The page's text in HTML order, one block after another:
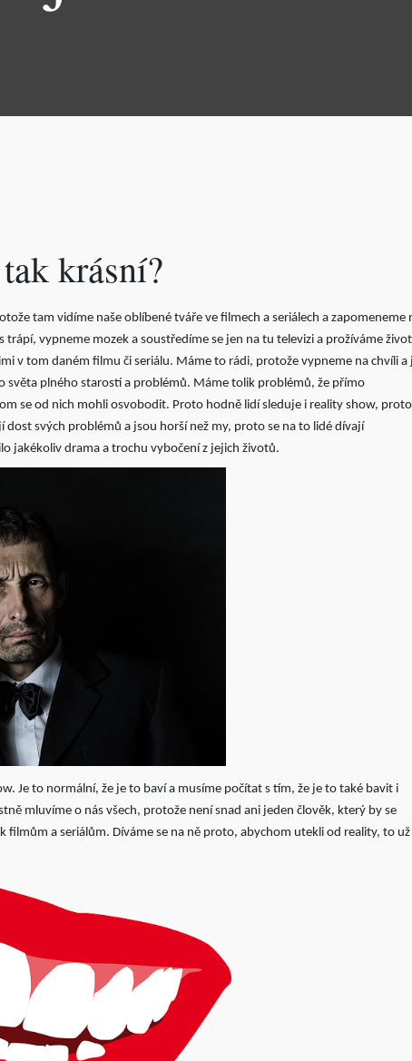
krásní?
tam vidíme naše oblíbené tváře ve filmech a seriálech a zapomeneme
trápí, vypneme mozek a soustředíme se jen na tu televizi a prožíváme
v tom daném filmu či seriálu. Máme to rádi, protože vypneme na chvíli a
světa plného starostí a problémů. Máme tolik problémů, že přímo
se od nich mohli osvobodit. Proto hodně lidí sleduje i reality show,
svých problémů a jsou horší než my, proto se na to lidé dívají
jakékoliv drama a trochu vybočení z jejich životů.
Je to normální, že je to baví a musíme počítat s tím, že je to také bavit i
mluvíme o nás všech, protože není snad ani jeden člověk, který by se
filmům a seriálům. Díváme se na ně proto, abychom utekli od reality, to už